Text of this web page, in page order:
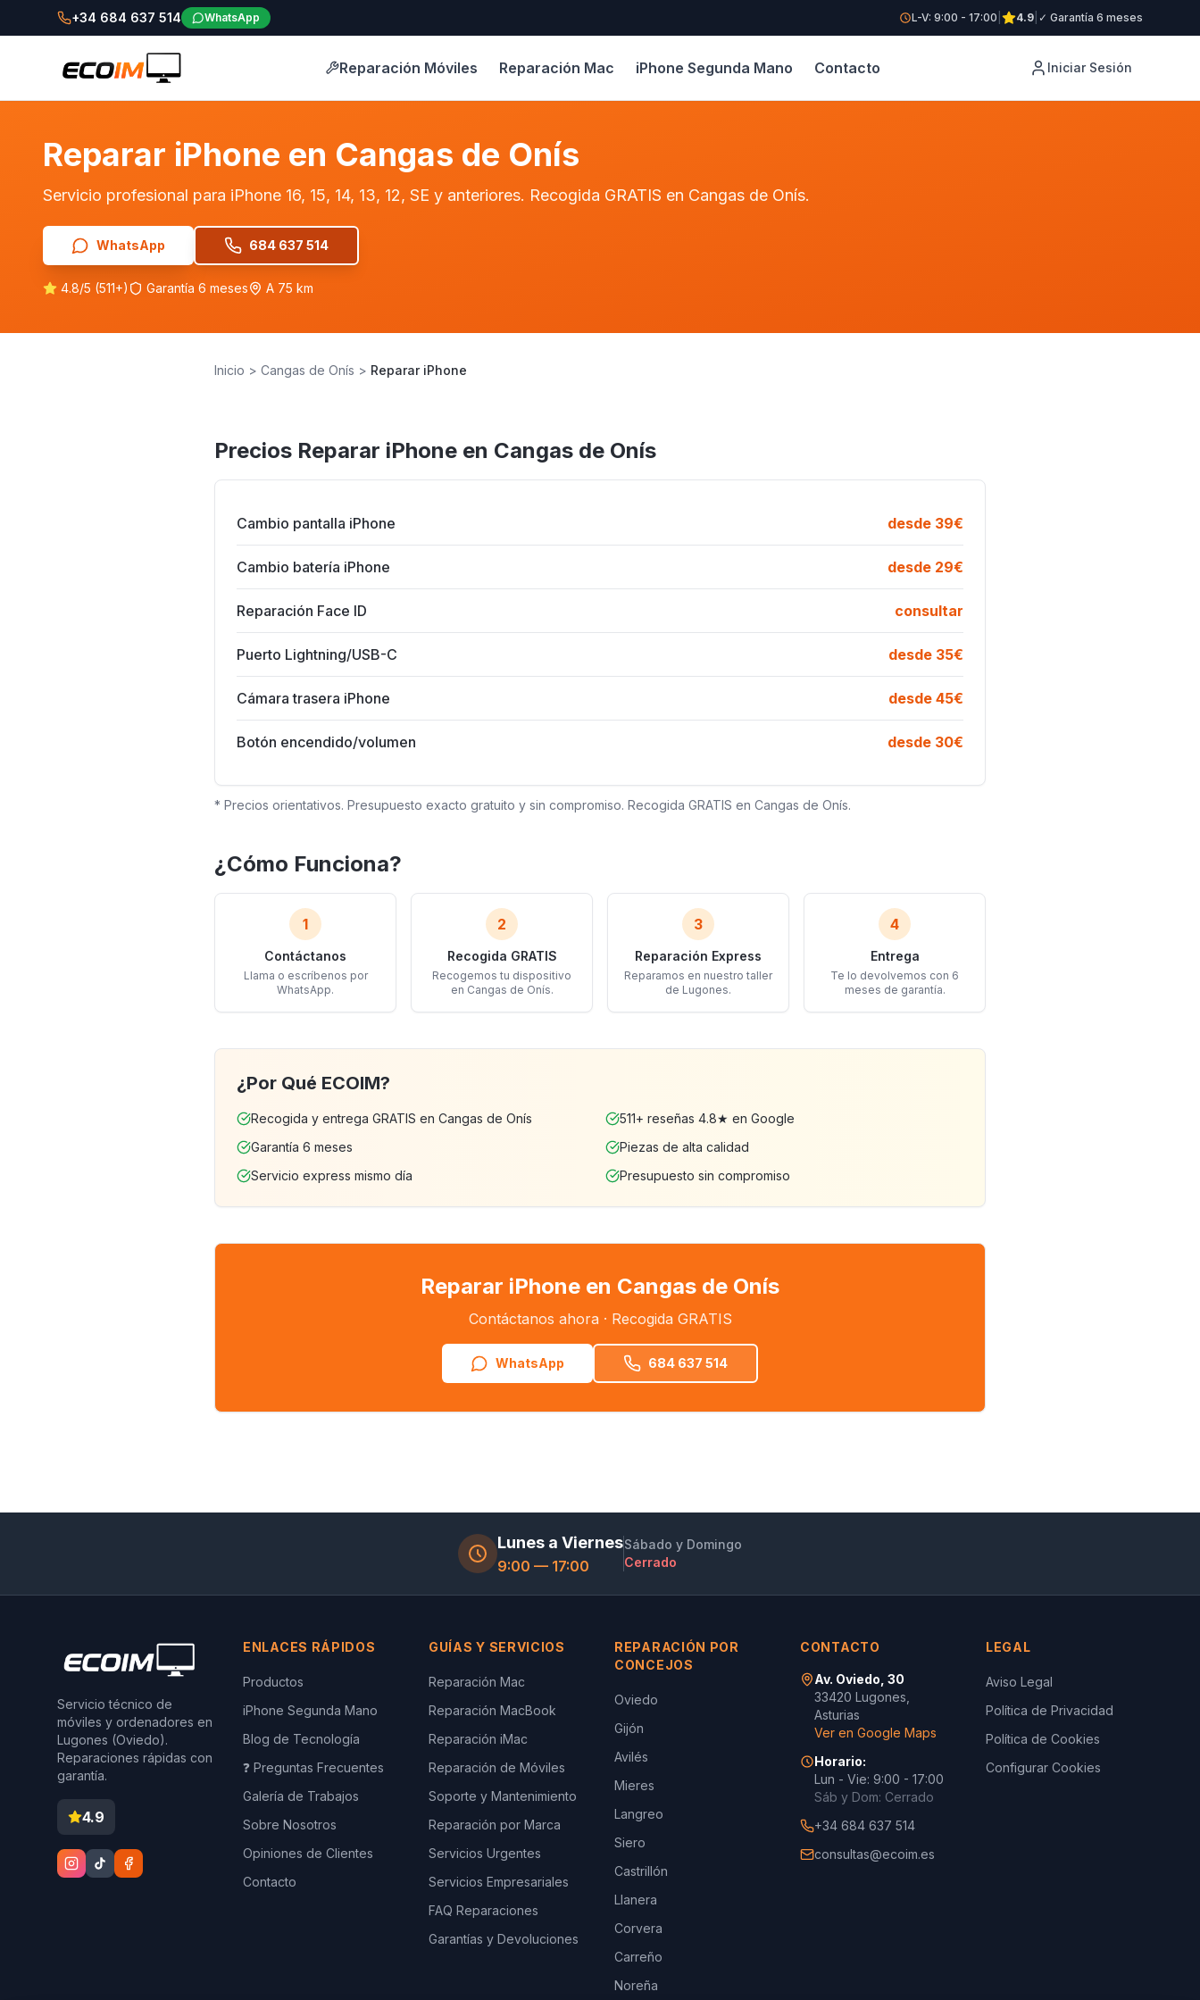
+34 684 637 514 WhatsApp L-V: 9:00 - 17:00 4.9 ✓ Garantía 6 meses
Reparación Móviles Reparación Mac iPhone Segunda Mano Contacto Iniciar Sesión
Reparar iPhone en Cangas de Onís
Servicio profesional para iPhone 16, 15, 14, 13, 12, SE y anteriores. Recogida GRATIS en Cangas de Onís.
WhatsApp 684 637 514
4.8/5 (511+) Garantía 6 meses A 75 km
Inicio > Cangas de Onís > Reparar iPhone
IPHONE 17 PRO
Reparamos iPhone
Piezas de calidad · Garantía 6 meses
Precios Reparar iPhone en Cangas de Onís
Cambio pantalla iPhone desde 39€
Cambio batería iPhone desde 29€
Reparación Face ID consultar
Puerto Lightning/USB-C desde 35€
Cámara trasera iPhone desde 45€
Botón encendido/volumen desde 30€
* Precios orientativos. Presupuesto exacto gratuito y sin compromiso. Recogida GRATIS en Cangas de Onís.
¿Cómo Funciona?
1
Contáctanos
Llama o escríbenos por
WhatsApp.
2
Recogida GRATIS
Recogemos tu dispositivo
en Cangas de Onís.
3
Reparación Express
Reparamos en nuestro taller
de Lugones.
4
Entrega
Te lo devolvemos con 6
meses de garantía.
¿Por Qué ECOIM?
Recogida y entrega GRATIS en Cangas de Onís
511+ reseñas 4.8★ en Google
Garantía 6 meses
Piezas de alta calidad
Servicio express mismo día
Presupuesto sin compromiso
Reparar iPhone en Cangas de Onís
Contáctanos ahora · Recogida GRATIS
WhatsApp 684 637 514
Lunes a Viernes
9:00 — 17:00
Sábado y Domingo
Cerrado
Servicio técnico de
móviles y ordenadores en
Lugones (Oviedo).
Reparaciones rápidas con
garantía.
4.9
ENLACES RÁPIDOS
Productos
iPhone Segunda Mano
Blog de Tecnología
❓ Preguntas Frecuentes
Galería de Trabajos
Sobre Nosotros
Opiniones de Clientes
Contacto
GUÍAS Y SERVICIOS
Reparación Mac
Reparación MacBook
Reparación iMac
Reparación de Móviles
Soporte y Mantenimiento
Reparación por Marca
Servicios Urgentes
Servicios Empresariales
FAQ Reparaciones
Garantías y Devoluciones
REPARACIÓN POR
CONCEJOS
Oviedo
Gijón
Avilés
Mieres
Langreo
Siero
Castrillón
Llanera
Corvera
Carreño
Noreña
CONTACTO
Av. Oviedo, 30
33420 Lugones,
Asturias
Ver en Google Maps
Horario:
Lun - Vie: 9:00 - 17:00
Sáb y Dom: Cerrado
+34 684 637 514
consultas@ecoim.es
LEGAL
Aviso Legal
Política de Privacidad
Política de Cookies
Configurar Cookies